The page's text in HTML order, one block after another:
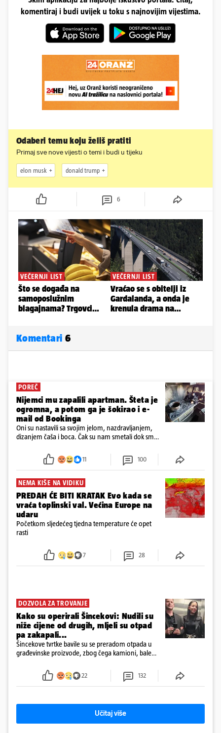
komentiraj i budi uvijek u toku s najnovijim vijestima.
Odaberi temu koju želiš pratiti
Primaj sve nove vijesti o temi i budi u tijeku
elon musk donald trump
6
Komentari 6
POREČ
Nijemci mu zapalili apartman. Šteta je
ogromna, a potom ga je šokirao i e-
mail od Bookinga
Oni su nastavili sa svojim jelom, nazdravljanjem,
dizanjem čaša i boca. Čak su nam smetali dok smo
požar, rekao je vlasnik
11 100
NEMA KIŠE NA VIDIKU
PREDAH ĆE BITI KRATAK Evo kada se
vraća toplinski val. Većina Europe na
udaru
Početkom sljedećeg tjedna temperature će opet
rasti
7 28
DOZVOLA ZA TROVANJE
Kako su operirali Šincekovi: Nudili su
niže cijene od drugih, mljeli su otpad
pa zakapali...
Šincekove tvrtke bavile su se preradom otpada u
građevinske proizvode, zbog čega kamioni, bale
22 132
Učitaj više